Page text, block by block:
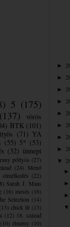
5 (175)
(137)
vörös
BTK (101)
(71) YA
(55) 5* (53)
(32) ünnepi
pöttyös (27)
(24) Menő
elmélkedés (22)
Sarah J. Maas
(16) mesés (16)
Selection (14)
(13) chick lit (13)
(12) 18. század
(10) élmény (10)
►
►
►
►
►
►
►
►
▼